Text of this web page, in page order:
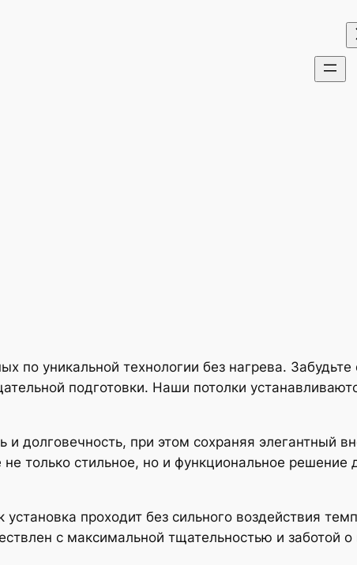
уникальной технологии без нагрева. Забудьте
подготовки. Наши потолки
долговечность, при этом сохраняя элегантный
только стильное, но и функциональное решение
проходит без сильного воздействия
с максимальной тщательностью и заботой